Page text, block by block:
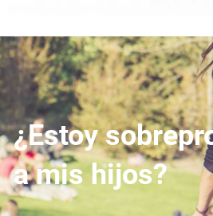
¿Estoy
a mis hijos?